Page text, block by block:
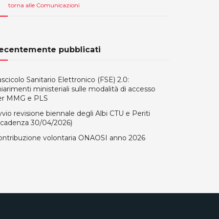
torna alle Comunicazioni
pubblicati
Sanitario Elettronico (FSE) 2.0:
ministeriali sulle modalità di accesso
MMG e PLS
revisione biennale degli Albi CTU e Periti
30/04/2026)
volontaria ONAOSI anno 2026